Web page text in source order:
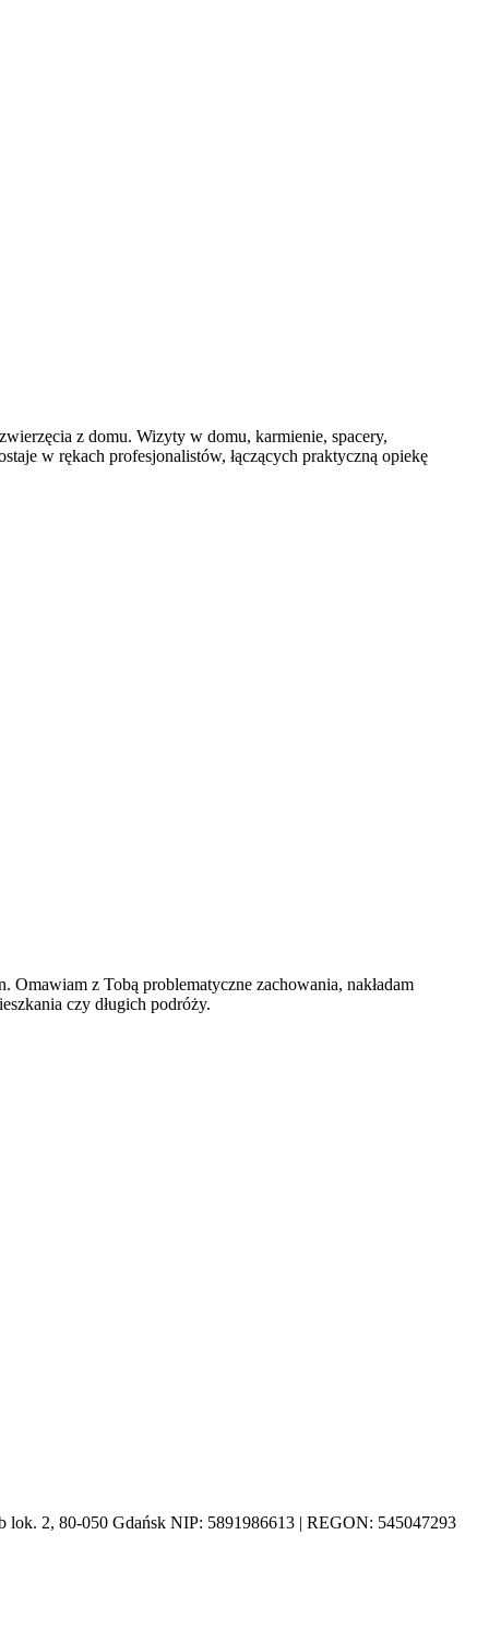
z domu. Wizyty w domu, karmienie, spacery,
w rękach profesjonalistów, łączących praktyczną opiekę
z Tobą problematyczne zachowania, nakładam
czy długich podróży.
2, 80-050 Gdańsk NIP: 5891986613 | REGON: 545047293